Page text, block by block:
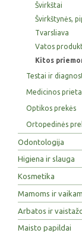
Švirkštai
Švirkštynės,
Tvarsliava
Vatos
Kitos
Testai ir
Medicinos
Optikos prekės
Ortopedinės
Odontologija
Higiena ir slauga
Kosmetika
Mamoms ir
Arbatos ir
Maisto papildai